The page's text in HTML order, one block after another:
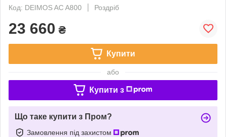
Код: DEIMOS AC A800
Роздріб
23 660 ₴
Купити
або
Купити з
Що таке купити з Пром?
Замовлення під захистом